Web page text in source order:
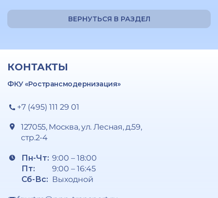
ВЕРНУТЬСЯ В РАЗДЕЛ
КОНТАКТЫ
ФКУ «Ространсмодернизация»
+7 (495) 111 29 01
127055, Москва, ул. Лесная, д.59,
стр.2-4
Пн-Чт:
Пт:
Сб-Вс:
9:00 – 18:00
9:00 – 16:45
Выходной